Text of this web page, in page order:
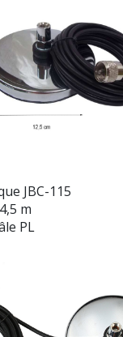
JBC-115
m
PL